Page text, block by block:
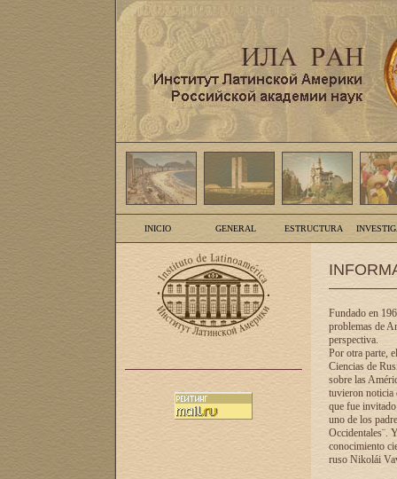
INICIO GENERAL ESTRUCTURA
Fundado en
problemas de
perspectiva.
Por otra parte,
Ciencias de
sobre las
tuvieron noticia
que fue
uno de los
Occidentales¨.
conocimiento
ruso Nikolái